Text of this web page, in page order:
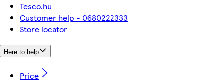
Tesco.hu
Customer help - 0680222333
Store locator
Here to help
Price